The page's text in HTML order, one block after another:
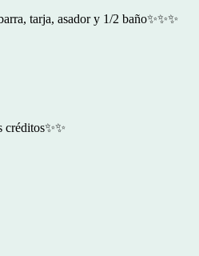
tarja, asador y 1/2 baño✨✨✨
créditos✨✨